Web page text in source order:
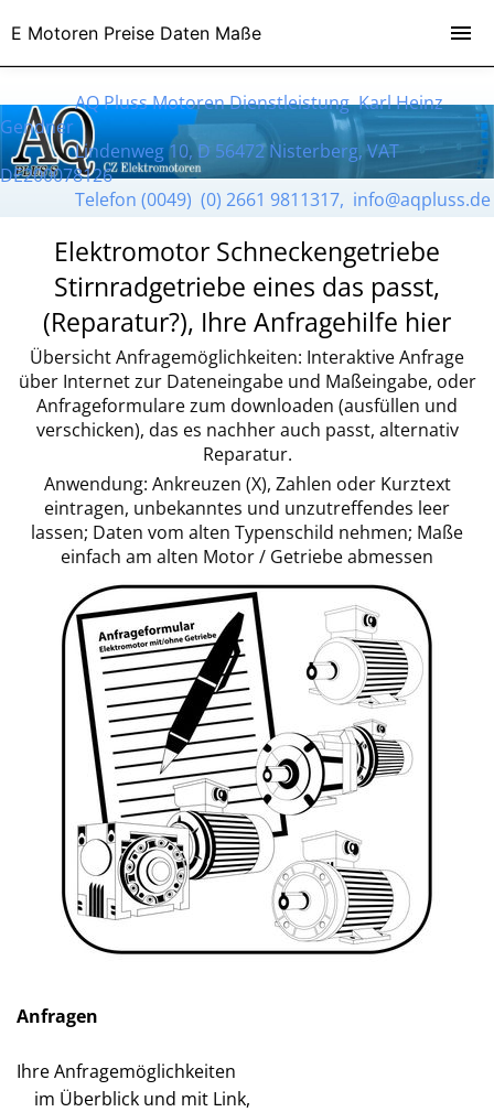
AQ Pluss Motoren Dienstleistung Karl Heinz
Gendner
Lindenweg 10, D 56472 Nisterberg, VAT
DE200078126
Telefon (0049) (0) 2661 9811317, info@aqpluss.de
Elektromotor Schneckengetriebe
Stirnradgetriebe eines das passt,
(Reparatur?), Ihre Anfragehilfe hier
Übersicht Anfragemöglichkeiten: Interaktive Anfrage
über Internet zur Dateneingabe und Maßeingabe, oder
Anfrageformulare zum downloaden (ausfüllen und
verschicken), das es nachher auch passt, alternativ
Reparatur.
Anwendung: Ankreuzen (X), Zahlen oder Kurztext
eintragen, unbekanntes und unzutreffendes leer
lassen; Daten vom alten Typenschild nehmen; Maße
einfach am alten Motor / Getriebe abmessen
Anfragen
Ihre Anfragemöglichkeiten
im Überblick und mit Link,
E Motoren Preise Daten Maße